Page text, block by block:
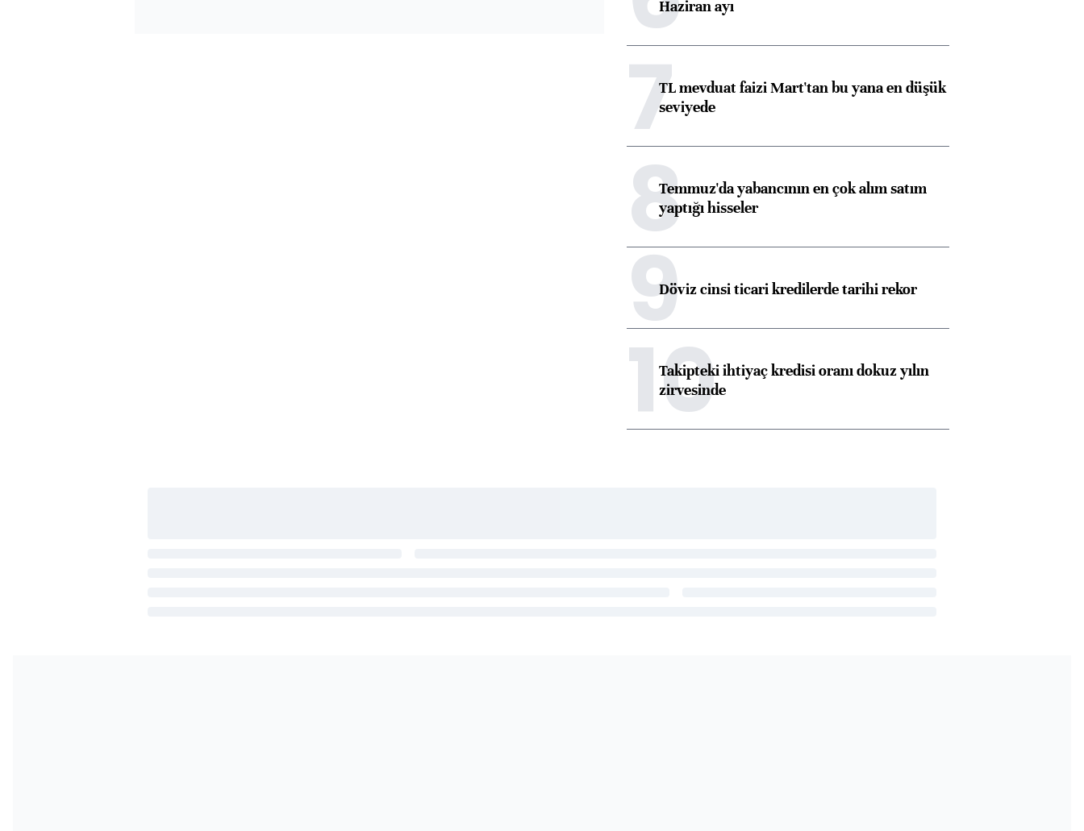
Haziran ayı
7TL mevduat faizi Mart'tan bu yana en düşük
seviyede
8Temmuz'da yabancının en çok alım satım
yaptığı hisseler
9Döviz cinsi ticari kredilerde tarihi rekor
10
Takipteki ihtiyaç kredisi oranı dokuz yılın
zirvesinde